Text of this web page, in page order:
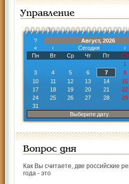
Управление
?
Август, 2026
«
‹ Сегодня ›
Пн
Вт Ср Чт Пт Сб
1
3
4 5 6 7 8
10
11 12 13 14 15
17
18 19 20 21 22
24
25 26 27 28 29
31
Выберите дату
Вопрос дня
Как Вы считаете, две российские
года - это